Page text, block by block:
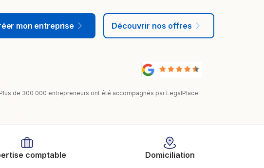
mon entreprise Découvrir nos offres
Plus de 300 000 entrepreneurs ont été accompagnés par LegalPlace
comptable Domiciliation